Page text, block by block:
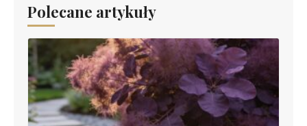
Polecane artykuły